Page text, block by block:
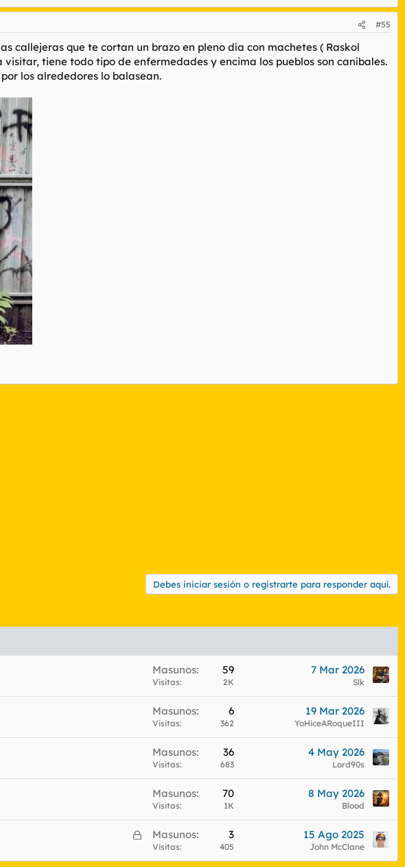
#55
callejeras que te cortan un brazo en pleno día con machetes ( Raskol
tiene todo tipo de enfermedades y encima los pueblos son caníbales.
los alrededores lo balasean.
Debes iniciar sesión o registrarte para responder aquí.
Masunos 59
Visitas 2K
7 Mar 2026
Slk
Masunos 6
Visitas 362
19 Mar 2026
YoHiceARoqueIII
Masunos 36
Visitas 683
4 May 2026
Lord90s
Masunos 70
Visitas 1K
8 May 2026
Blood
C
r
Masunos 3
Visitas 405
15 Ago 2025
John McClane